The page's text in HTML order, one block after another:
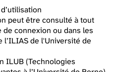
peut être consulté à tout
de connexion ou dans les
l’ILIAS de l'Université de
ILUB (Technologies